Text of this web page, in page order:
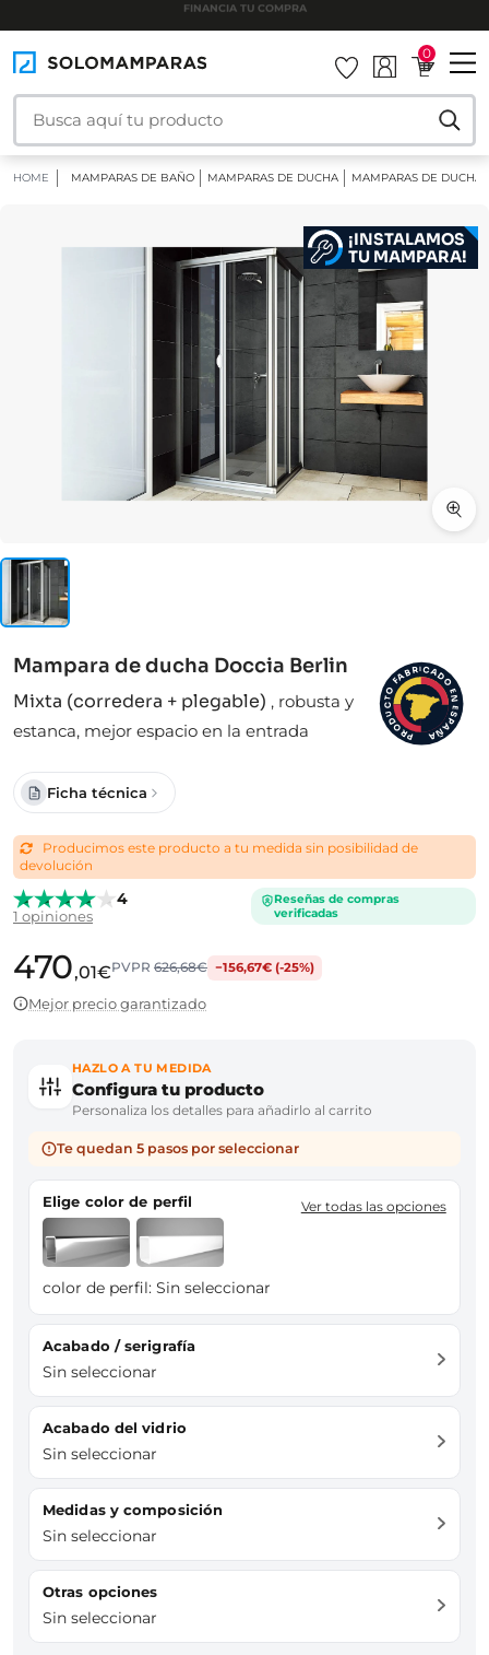
INSTALAMOS TU MAMPARA
0
HOME MAMPARAS DE BAÑO MAMPARAS DE DUCHA MAMPARAS DE DUCHA
¡INSTALAMOS
TU MAMPARA!
Mampara de ducha Doccia Berlin
Mixta (corredera + plegable) , robusta y
estanca, mejor espacio en la entrada
P
R
O
D
U
C
T
O
FABRICADO
E
N
E
S
P
A
Ñ
A
Ficha técnica
Producimos este producto a tu medida sin posibilidad de
devolución
4
1 opiniones
Reseñas de compras
verificadas
470,01€PVPR626,68€ −156,67€ (-25%)
Mejor precio garantizado
HAZLO A TU MEDIDA
Configura tu producto
Personaliza los detalles para añadirlo al carrito
Te quedan 5 pasos por seleccionar
Elige color de perfil Ver todas las opciones
color de perfil: Sin seleccionar
Acabado / serigrafía
Sin seleccionar
Acabado del vidrio
Sin seleccionar
Medidas y composición
Sin seleccionar
Otras opciones
Sin seleccionar